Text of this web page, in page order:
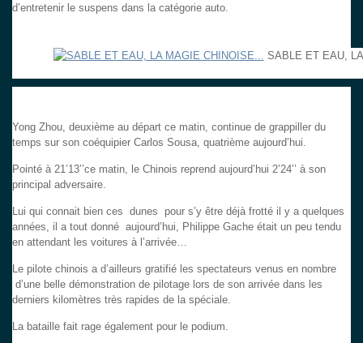
d’entretenir le suspens dans la catégorie auto.
SABLE ET EAU,
Yong Zhou, deuxième au départ ce matin, continue de grappiller du
temps sur son coéquipier Carlos Sousa, quatrième aujourd’hui.
Pointé à 21’13’’ce matin, le Chinois reprend aujourd’hui 2’24’’ à son
principal adversaire.
Lui qui connait bien ces dunes pour s’y être déjà frotté il y a quelques
années, il a tout donné aujourd’hui, Philippe Gache était un peu tendu
en attendant les voitures à l’arrivée…
Le pilote chinois a d’ailleurs gratifié les spectateurs venus en nombre
d’une belle démonstration de pilotage lors de son arrivée dans les
derniers kilomètres très rapides de la spéciale.
La bataille fait rage également pour le podium.